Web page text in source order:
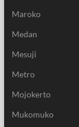
Maroko
Medan
Mesuji
Metro
Mojokerto
Mukomuko